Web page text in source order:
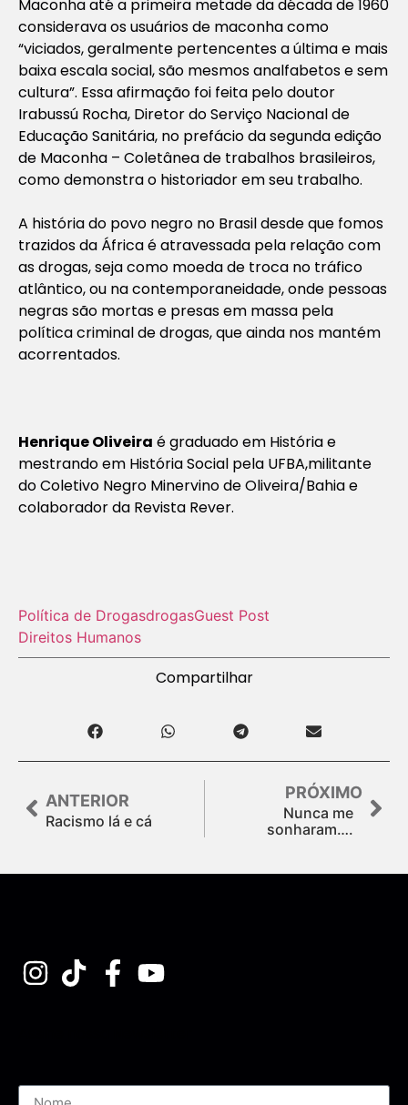
Maconha até a primeira metade da década de 1960
considerava os usuários de maconha como
“viciados, geralmente pertencentes a última e mais
baixa escala social, são mesmos analfabetos e sem
cultura”. Essa afirmação foi feita pelo doutor
Irabussú Rocha, Diretor do Serviço Nacional de
Educação Sanitária, no prefácio da segunda edição
de Maconha – Coletânea de trabalhos brasileiros,
como demonstra o historiador em seu trabalho.
A história do povo negro no Brasil desde que fomos
trazidos da África é atravessada pela relação com
as drogas, seja como moeda de troca no tráfico
atlântico, ou na contemporaneidade, onde pessoas
negras são mortas e presas em massa pela
política criminal de drogas, que ainda nos mantém
acorrentados.
Henrique Oliveira é graduado em História e
mestrando em História Social pela UFBA,militante
do Coletivo Negro Minervino de Oliveira/Bahia e
colaborador da Revista Rever.
Política de DrogasdrogasGuest Post
Direitos Humanos
Compartilhar
ANTERIOR
Racismo lá e cá
PRÓXIMO
Nunca me
sonharam….